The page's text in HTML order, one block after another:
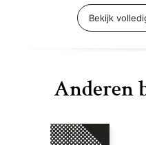
onderscheiden. De
via de analyse van
behandelingsplan vast
Bij deze herziene druk is
Bekijk
Anderen